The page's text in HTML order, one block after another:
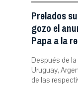
Prelados
gozo el
Papa a la
Después de
Uruguay,
de las